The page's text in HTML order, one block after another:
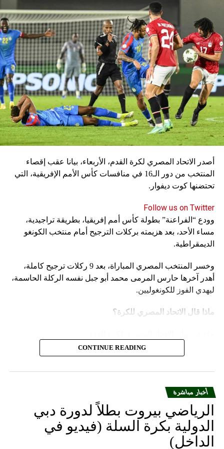
المهاجمان كينغسلي كومان وسيرج غنابري للإصابة أيضا.
سكاي نيوز
أصدر الاتحاد المصري لكرة القدم، الأربعاء، بيانا عقب إقصاء
المنتخب من دور الـ16 في منافسات كأس الأمم الإفريقية، التي
تحتضنها كوت ديفوار.
Follow us on Twitter
وودع “الفراعنة” بطولة كأس أمم إفريقيا، بطريقة تراجيدية،
مساء الأحد، بعد هزيمته بركلات الترجيح أمام منتخب الكونغو
الديمقراطية.
وخسر المنتخب المصري المباراة، بعد 9 ركلات ترجيح كاملة،
أهدر آخرها حارس المرمى محمد أبو جبل نفسه الركلة الحاسمة،
ليهدي الفوز للكونغوليين.
ماذا قال الاتحاد المصري للكرة؟
يتقدم الاتحاد المصري لكرة القدم بالاعتذار إلى الجماهير
المصرية العظيمة، على ما قدمه المنتخب الوطني لكرة
طموح الجماهير المصرية وأهداف مجلس إدارة الاتحاد
المصري لكرة القدم، الذي قام بالدور المنوط به من تلبية
جميع المتطلبات وتوفير كل السبل الخاصة لإعداد
المنتخب قبل وأثناء البطولة.
CONTINUE READING
أخبار مباشرة
الرياضي بيروت بطلاً لدورة دبي
الدولية بكرة السلة (فيديو في
الداخل)